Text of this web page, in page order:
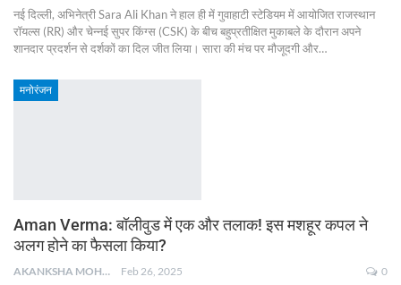
नई दिल्ली, अभिनेत्री Sara Ali Khan ने हाल ही में गुवाहाटी स्टेडियम में आयोजित राजस्थान
रॉयल्स (RR) और चेन्नई सुपर किंग्स (CSK) के बीच बहुप्रतीक्षित मुकाबले के दौरान अपने
शानदार प्रदर्शन से दर्शकों का दिल जीत लिया। सारा की मंच पर मौजूदगी और…
मनोरंजन
Aman Verma: बॉलीवुड में एक और तलाक! इस मशहूर कपल ने
अलग होने का फैसला किया?
AKANKSHA MOHAN Feb 26, 2025 0